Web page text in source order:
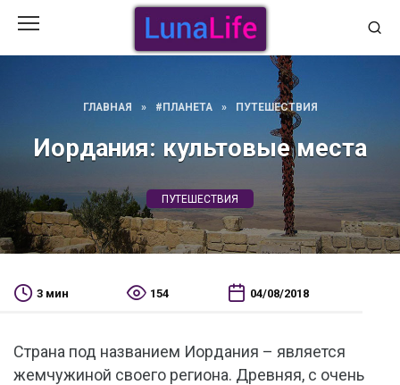
содержанию
ГЛАВНАЯ » #ПЛАНЕТА » ПУТЕШЕСТВИЯ
Иордания: культовые места
ПУТЕШЕСТВИЯ
3 мин 154 04/08/2018
Страна под названием Иордания – является
жемчужиной своего региона. Древняя, с очень